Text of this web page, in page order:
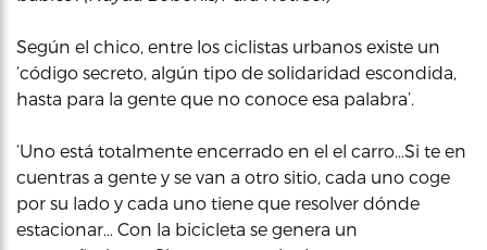
Según el chico, entre los ciclistas urbanos existe un
‘código secreto, algún tipo de solidaridad escondida,
hasta para la gente que no conoce esa palabra’.
‘Uno está totalmente encerrado en el el carro…Si te en
cuentras a gente y se van a otro sitio, cada uno coge
por su lado y cada uno tiene que resolver dónde
estacionar… Con la bicicleta se genera un